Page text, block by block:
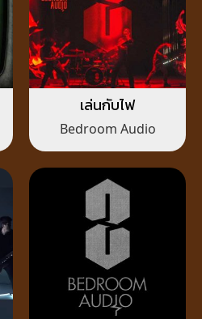
เล่นกับไฟ
Bedroom Audio